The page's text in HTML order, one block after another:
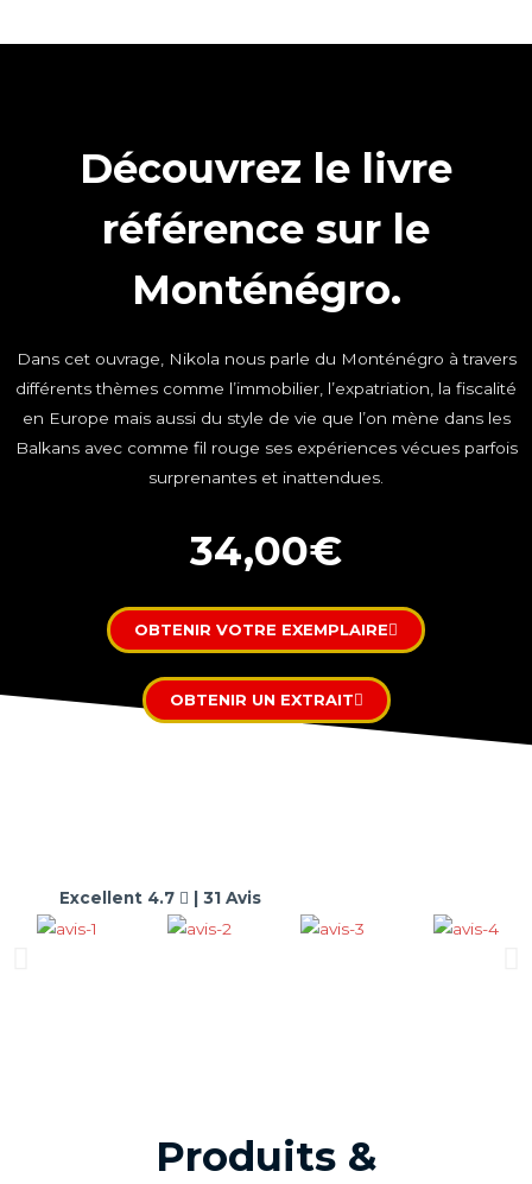
Découvrez le livre
référence sur le
Monténégro.
Dans cet ouvrage, Nikola nous parle du Monténégro à travers
différents thèmes comme l’immobilier, l’expatriation, la fiscalité
en Europe mais aussi du style de vie que l’on mène dans les
Balkans avec comme fil rouge ses expériences vécues parfois
surprenantes et inattendues.
34,00€
OBTENIR VOTRE EXEMPLAIRE
OBTENIR UN EXTRAIT
Excellent 4.7 | 31 Avis
Produits &